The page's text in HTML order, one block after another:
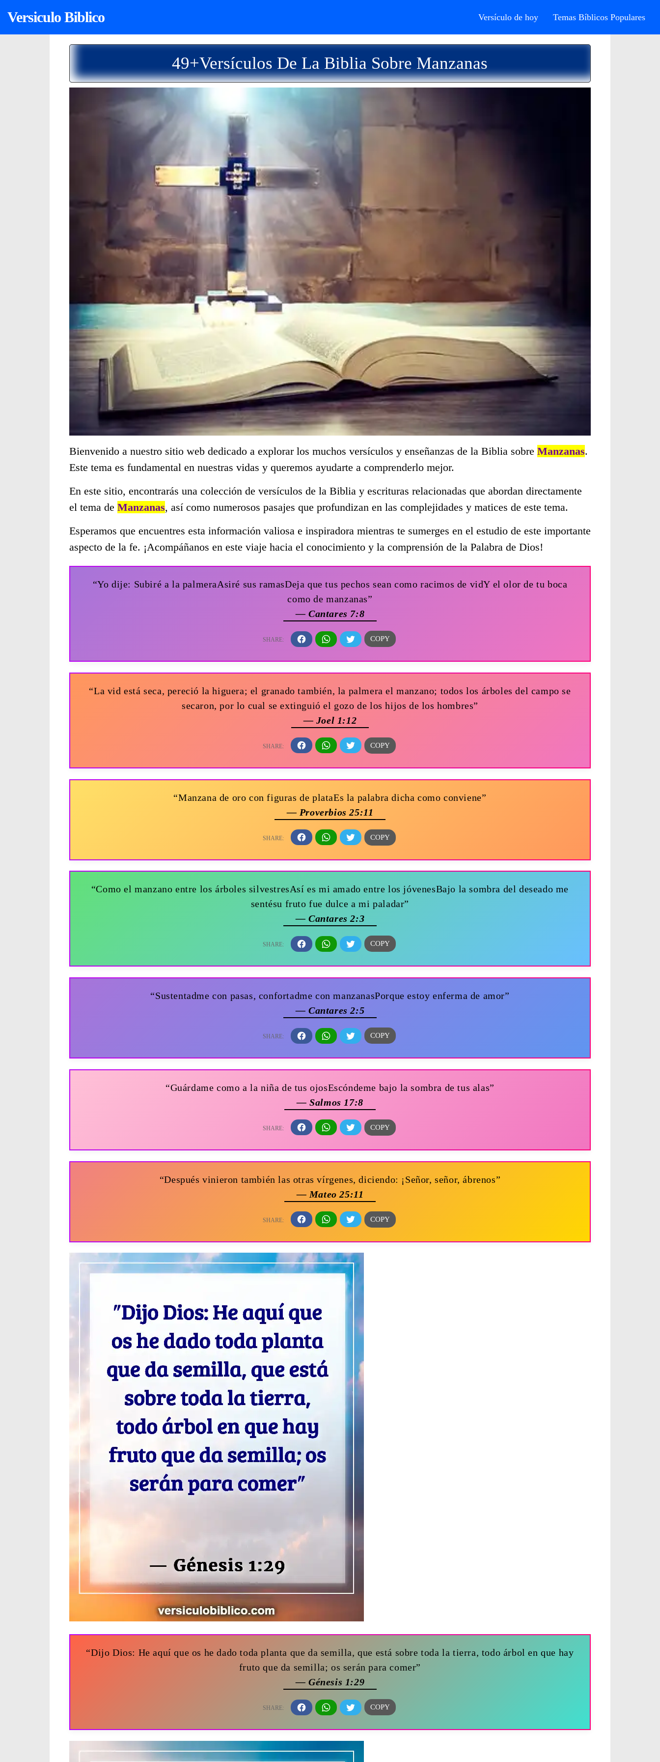
Versiculo Biblico Versículo de hoy Temas Bíblicos Populares
49+Versículos De La Biblia Sobre Manzanas
Bienvenido a nuestro sitio web dedicado a explorar los muchos versículos y enseñanzas de la Biblia sobre Manzanas.
Este tema es fundamental en nuestras vidas y queremos ayudarte a comprenderlo mejor.
En este sitio, encontrarás una colección de versículos de la Biblia y escrituras relacionadas que abordan directamente
el tema de Manzanas, así como numerosos pasajes que profundizan en las complejidades y matices de este tema.
Esperamos que encuentres esta información valiosa e inspiradora mientras te sumerges en el estudio de este importante
aspecto de la fe. ¡Acompáñanos en este viaje hacia el conocimiento y la comprensión de la Palabra de Dios!
“Yo dije: Subiré a la palmeraAsiré sus ramasDeja que tus pechos sean como racimos de vidY el olor de tu boca
como de manzanas”
— Cantares 7:8
“La vid está seca, pereció la higuera; el granado también, la palmera el manzano; todos los árboles del campo se
secaron, por lo cual se extinguió el gozo de los hijos de los hombres”
— Joel 1:12
“Manzana de oro con figuras de plataEs la palabra dicha como conviene”
— Proverbios 25:11
“Como el manzano entre los árboles silvestresAsí es mi amado entre los jóvenesBajo la sombra del deseado me
sentésu fruto fue dulce a mi paladar”
— Cantares 2:3
“Sustentadme con pasas, confortadme con manzanasPorque estoy enferma de amor”
— Cantares 2:5
“Guárdame como a la niña de tus ojosEscóndeme bajo la sombra de tus alas”
— Salmos 17:8
“Después vinieron también las otras vírgenes, diciendo: ¡Señor, señor, ábrenos”
— Mateo 25:11
“Dijo Dios: He aquí que os he dado toda planta que da semilla, que está sobre toda la tierra, todo árbol en que hay
fruto que da semilla; os serán para comer”
— Génesis 1:29